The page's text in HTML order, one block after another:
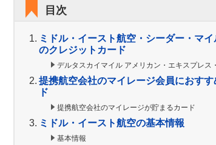
目次
ミドル・イースト航空・シーダー・マ
のクレジットカード
デルタスカイマイル アメリカン・エキスプレス
提携航空会社のマイレージ会員におす
ド
提携航空会社のマイレージが貯まるカード
ミドル・イースト航空の基本情報
基本情報